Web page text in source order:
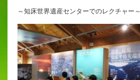
～知床世界遺産センターでのレクチャー～
進路指導